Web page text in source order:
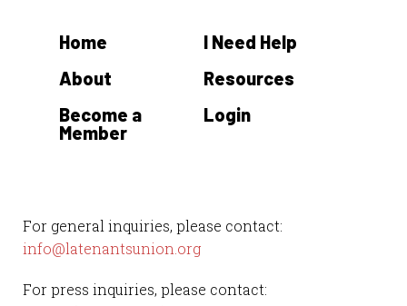
For general inquiries, please contact:
info@latenantsunion.org
For press inquiries, please contact:
Home
About
Become a
Member
I Need Help
Resources
Login